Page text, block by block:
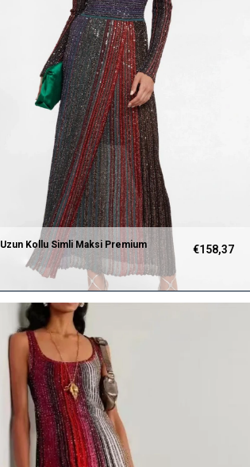
Uzun Kollu Simli Maksi Premium
€158,37